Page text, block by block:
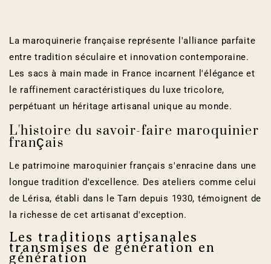
La maroquinerie française représente l'alliance parfaite
entre tradition séculaire et innovation contemporaine.
Les sacs à main made in France incarnent l'élégance et
le raffinement caractéristiques du luxe tricolore,
perpétuant un héritage artisanal unique au monde.
L'histoire du savoir-faire maroquinier
français
Le patrimoine maroquinier français s'enracine dans une
longue tradition d'excellence. Des ateliers comme celui
de Lérisa, établi dans le Tarn depuis 1930, témoignent de
la richesse de cet artisanat d'exception.
Les traditions artisanales
transmises de génération en
génération